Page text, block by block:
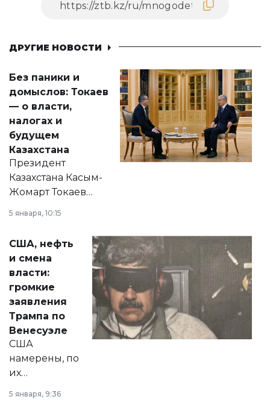
ДРУГИЕ НОВОСТИ
Без паники и
домыслов: Токаев
— о власти,
налогах и
будущем
Казахстана
Президент
Казахстана Касым-
Жомарт Токаев
сразу несколько
актуальных тем —
от слухов о
политических
реформах до
вопросов армии,
экономики и
личного здоровья.
5 января, 10:15
США, нефть
и смена
власти:
громкие
заявления
Трампа по
Венесуэле
США
намерены, по
их
принести
5 января, 9:36